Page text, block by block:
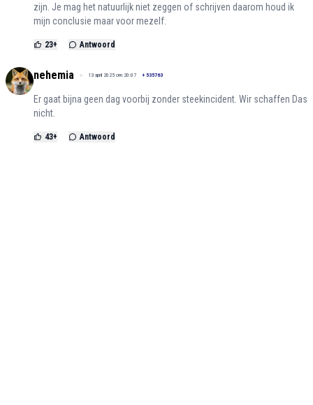
zijn. Je mag het natuurlijk niet zeggen of schrijven daarom houd ik
mijn conclusie maar voor mezelf.
23+ Antwoord
nehemia 13 april 2025 om 20:07 + 535763
Er gaat bijna geen dag voorbij zonder steekincident. Wir schaffen Das
nicht.
43+ Antwoord